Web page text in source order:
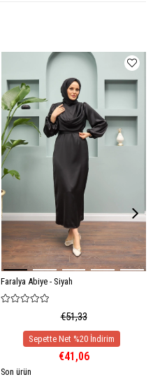
Faralya Abiye - Siyah
€51,33
€41,06
Son ürün